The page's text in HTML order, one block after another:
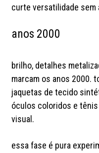
curte versatilidade sem
anos 2000
brilho, detalhes
marcam os anos 2000.
jaquetas de tecido
óculos coloridos e
visual.
essa fase é pura